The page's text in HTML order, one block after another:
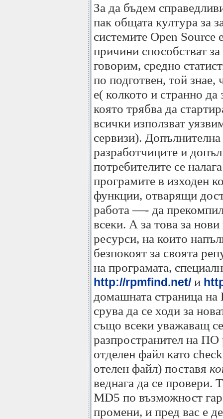
За да бъдем
пак общата култура за
системите Open Source
причини способстват
говорим, средно
по подготвен, той
е( колкото и странно
която трябва да
всички използват
сервизи).
разработчиците и
потребителите се
програмите в изходен
функции, отварящи
работа —- да
всеки. А за това за
ресурси, на които
безпокоят за своята
на програмата,
http://rpmfind.net/ и
домашната страница
срува да се ходи за
също всеки уважаващ
разпространител на ПО
отделен файл като
отелен файл) поставя
веднага да се провери.
MD5 по възможност
промени, и пред вас е